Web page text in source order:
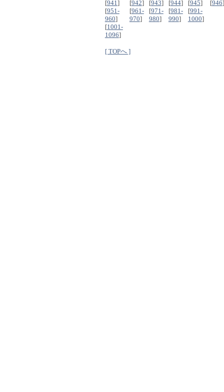
[941] [942] [943] [944] [945] [946
[951-
960]
[961-
970]
[971-
980]
[981-
990]
[991-
1000]
[1001-
1096]
[ TOPへ ]